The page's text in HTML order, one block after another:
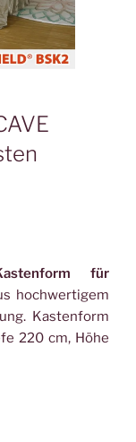
für
hochwertigem
Kastenform
220 cm, Höhe